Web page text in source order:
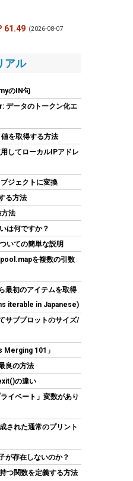
61.49 (2026-08-07
チャーボード 4K
延 電源不要 ドラ
、iOS、
Twitch、
況やライブ配信、
型軽量｜日本語取
(2026-08-07 04:03
マイクロン製) デ
枚 DDR4-3200 メ
規代理店品】
ら)
アル
のIN句
データのトークン化エ
を取得する方法
してローカルIPアドレ
ジェクトに変換
る方法
法
は何ですか？
いての簡単な説明
を複数の引数
最初のアイテムを取得
iterable in Japanese)
サブプロットのサイズ/
Merging 101」
良の方法
の違い
イベート」変数があり
された通常のプリント
が存在しないのか？
つ関数を定義する方法